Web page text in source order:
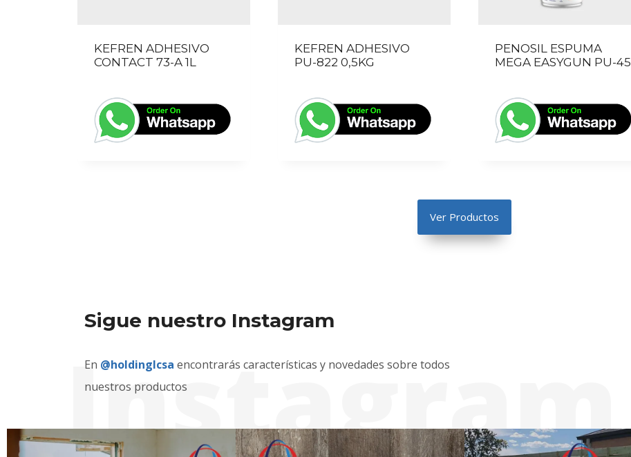
KEFREN ADHESIVO
CONTACT 73-A 1L
KEFREN ADHESIVO
PU-822 0,5KG
PENOSIL ESPUMA
MEGA EASYGUN PU-45
Ver Productos
Sigue nuestro Instagram
En @holdinglcsa encontrarás características y novedades sobre todos
nuestros productos
Instagram